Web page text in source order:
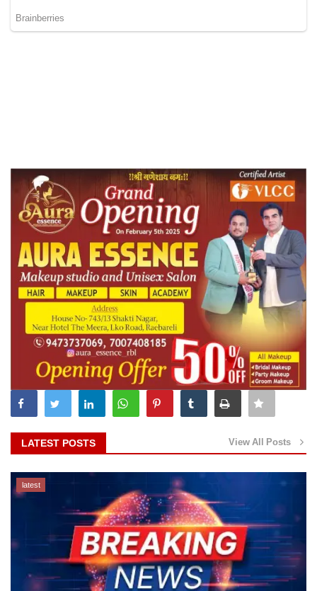
LATEST POSTS View All Posts
latest